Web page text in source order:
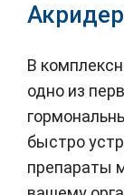
В
одно из
быстро
препараты